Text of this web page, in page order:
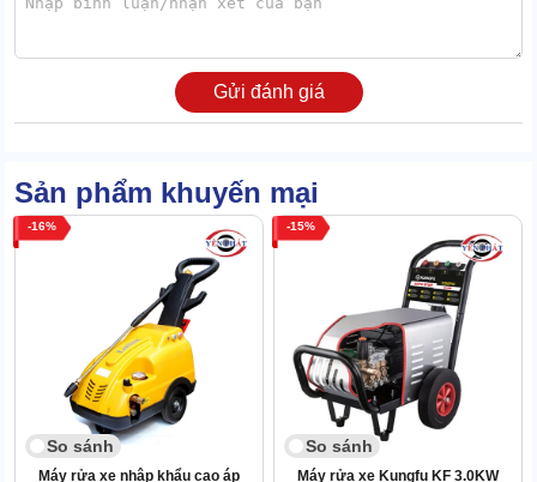
Thông số này đặc biệt phù hợp với gara, tiệm rửa xe và nhà
xưởng có tần suất sử dụng cao. Người dùng tiết kiệm được rất
nhiều thời gian, nước và công sức trong quá trình vận hành.
1.4 Bơm KBA-2012 + motor 1450 vòng/phút cho hiệu
Máy sử dụng đầu bơm KBA-2012 kết hợp motor 1450 vòng/phút,
mang lại khả năng vận hành ổn định trong thời gian dài. Hai bộ
phận phối hợp hiệu quả, từ đó duy trì áp lực nước và hạn chế hao
mòn.
Gửi đánh giá
Sản phẩm khuyến mại
16
So sánh
Máy rửa xe nhập khẩu cao áp
15
So sánh
Máy rửa xe Kungfu KF 3.0KW